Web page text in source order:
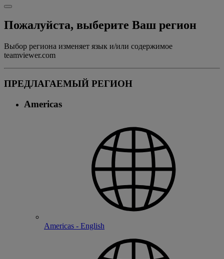
Пожалуйста, выберите Ваш регион
Выбор региона изменяет язык и/или содержимое
teamviewer.com
ПРЕДЛАГАЕМЫЙ РЕГИОН
Americas
Americas - English